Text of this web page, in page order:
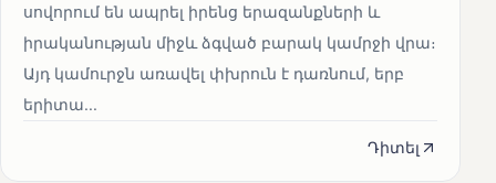
սովորում են ապրել իրենց երազանքների և
իրականության միջև ձգված բարակ կամրջի վրա։
Այդ կամուրջն առավել փխրուն է դառնում, երբ
երիտա...
Դիտել